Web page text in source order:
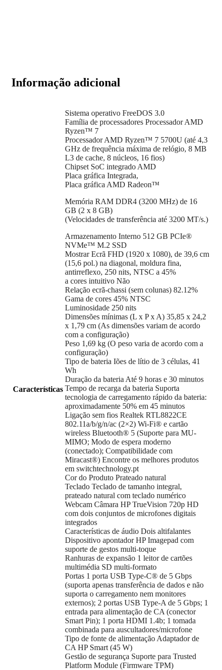
Informação adicional
Características
Sistema operativo FreeDOS 3.0
Família de processadores Processador AMD
Ryzen™ 7
Processador AMD Ryzen™ 7 5700U (até 4,3
GHz de frequência máxima de relógio, 8 MB
L3 de cache, 8 núcleos, 16 fios)
Chipset SoC integrado AMD
Placa gráfica Integrada,
Placa gráfica AMD Radeon™
Memória RAM DDR4 (3200 MHz) de 16
GB (2 x 8 GB)
(Velocidades de transferência até 3200 MT/s.)
Armazenamento Interno 512 GB PCIe®
NVMe™ M.2 SSD
Mostrar Ecrã FHD (1920 x 1080), de 39,6 cm
(15,6 pol.) na diagonal, moldura fina,
antirreflexo, 250 nits, NTSC a 45%
a cores intuitivo Não
Relação ecrã-chassi (sem colunas) 82.12%
Gama de cores 45% NTSC
Luminosidade 250 nits
Dimensões mínimas (L x P x A) 35,85 x 24,2
x 1,79 cm (As dimensões variam de acordo
com a configuração)
Peso 1,69 kg (O peso varia de acordo com a
configuração)
Tipo de bateria Iões de lítio de 3 células, 41
Wh
Duração da bateria Até 9 horas e 30 minutos
Tempo de recarga da bateria Suporta
tecnologia de carregamento rápido da bateria:
aproximadamente 50% em 45 minutos
Ligação sem fios Realtek RTL8822CE
802.11a/b/g/n/ac (2×2) Wi-Fi® e cartão
wireless Bluetooth® 5 (Suporte para MU-
MIMO; Modo de espera moderno
(conectado); Compatibilidade com
Miracast®) Encontre os melhores produtos
em switchtechnology.pt
Cor do Produto Prateado natural
Teclado Teclado de tamanho integral,
prateado natural com teclado numérico
Webcam Câmara HP TrueVision 720p HD
com dois conjuntos de microfones digitais
integrados
Características de áudio Dois altifalantes
Dispositivo apontador HP Imagepad com
suporte de gestos multi-toque
Ranhuras de expansão 1 leitor de cartões
multimédia SD multi-formato
Portas 1 porta USB Type-C® de 5 Gbps
(suporta apenas transferência de dados e não
suporta o carregamento nem monitores
externos); 2 portas USB Type-A de 5 Gbps; 1
entrada para alimentação de CA (conector
Smart Pin); 1 porta HDMI 1.4b; 1 tomada
combinada para auscultadores/microfone
Tipo de fonte de alimentação Adaptador de
CA HP Smart (45 W)
Gestão de segurança Suporte para Trusted
Platform Module (Firmware TPM)